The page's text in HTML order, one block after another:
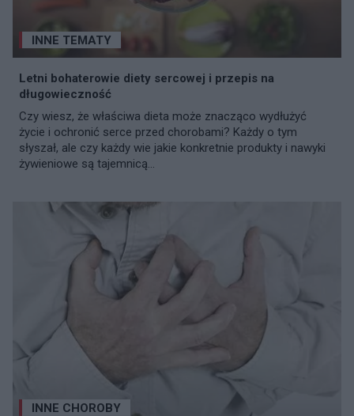
INNE TEMATY
Letni bohaterowie diety sercowej i przepis na
długowieczność
Czy wiesz, że właściwa dieta może znacząco wydłużyć
życie i ochronić serce przed chorobami? Każdy o tym
słyszał, ale czy każdy wie jakie konkretnie produkty i nawyki
żywieniowe są tajemnicą...
INNE CHOROBY